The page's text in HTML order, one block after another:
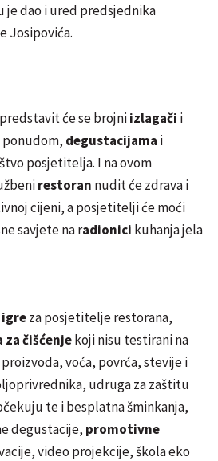
je dao i ured predsjednika
Josipovića.
će se brojniizlagači i
ponudom, degustacijama i
posjetitelja. I na ovom
restoran nudit će zdrava i
cijeni, a posjetitelji će moći
savjete na radionici kuhanja jela
za posjetitelje restorana,
za čišćenjekoji nisu testirani na
voća, povrća, stevije i
udruga za zaštitu
te i besplatna šminkanja,
degustacije, promotivne
video projekcije, škola eko